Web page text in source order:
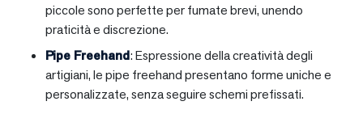
piccole sono perfette per fumate brevi, unendo
praticità e discrezione.
Pipe Freehand: Espressione della creatività degli
artigiani, le pipe freehand presentano forme uniche e
personalizzate, senza seguire schemi prefissati.